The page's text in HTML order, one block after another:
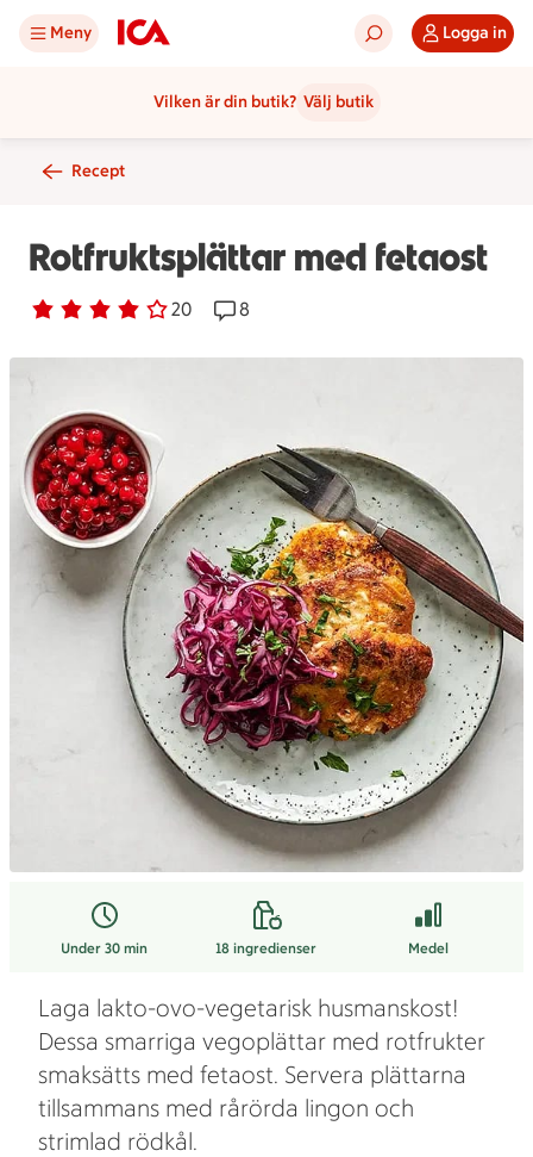
Meny Logga in
Vilken är din butik? Välj butik
Recept
Rotfruktsplättar med fetaost
Betyg 3.8 av 5. 20
20 personer har röstatReceptet har 8 kommentarer
8
Under 30 min 18ingredienser Medel
Laga lakto-ovo-vegetarisk husmanskost!
Dessa smarriga vegoplättar med rotfrukter
smaksätts med fetaost. Servera plättarna
tillsammans med rårörda lingon och
strimlad rödkål.